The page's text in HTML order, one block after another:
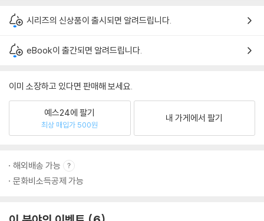
시리즈의 신상품이 출시되면 알려드립니다.
eBook이 출간되면 알려드립니다.
이미 소장하고 있다면 판매해 보세요.
예스24에 팔기
최상 매입가 500원
내 가게에서 팔기
해외배송 가능
문화비소득공제 가능